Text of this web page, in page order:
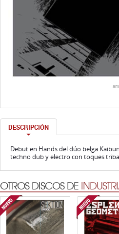
DESCRIPCIÓN
Debut en Hands del dúo belga
techno dub y electro con toques
OTROS DISCOS DE